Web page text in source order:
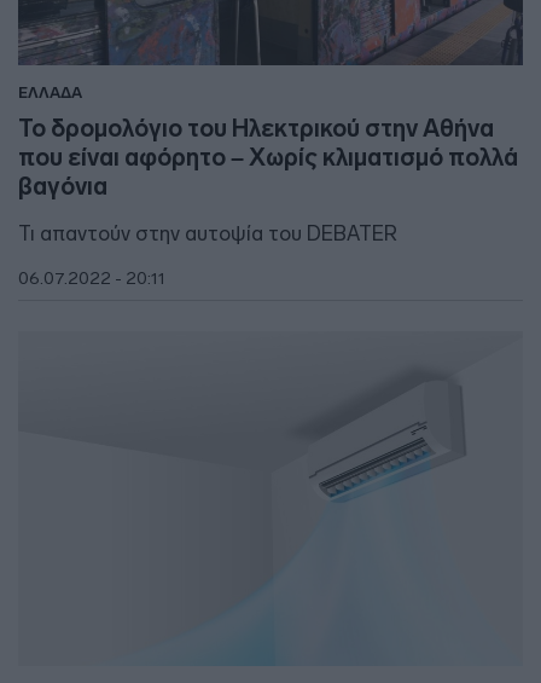
ΕΛΛΑΔΑ
Το δρομολόγιο του Ηλεκτρικού στην Αθήνα
που είναι αφόρητο – Χωρίς κλιματισμό πολλά
βαγόνια
Τι απαντούν στην αυτοψία του DEBATER
06.07.2022 - 20:11